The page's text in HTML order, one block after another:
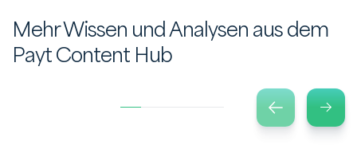
Mehr Wissen und Analysen aus dem
Payt Content Hub